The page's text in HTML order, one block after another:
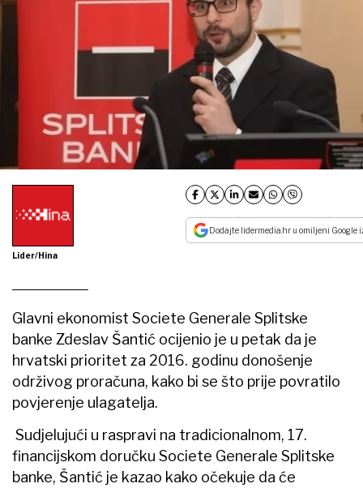
Lider/Hina
Dodajte lidermedia.hr u omiljeni Google
Glavni ekonomist Societe Generale Splitske
banke Zdeslav Šantić ocijenio je u petak da je
hrvatski prioritet za 2016. godinu donošenje
održivog proračuna, kako bi se što prije povratilo
povjerenje ulagatelja.
Sudjelujući u raspravi na tradicionalnom, 17.
financijskom doručku Societe Generale Splitske
banke, Šantić je kazao kako očekuje da će